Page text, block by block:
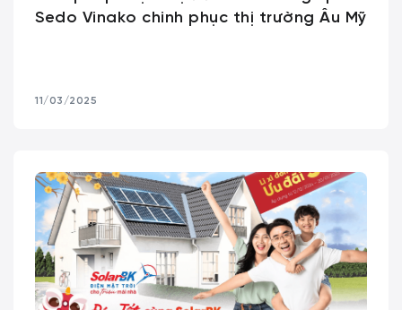
Sedo Vinako chinh phục thị trường Âu Mỹ
11/03/2025